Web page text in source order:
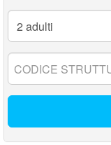
Adulti:
Codice
struttura: